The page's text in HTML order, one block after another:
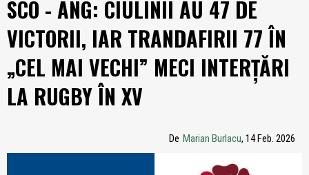
SCO - ANG: CIULINII AU 47 DE
VICTORII, IAR TRANDAFIRII 77 ÎN
„CEL MAI VECHI” MECI INTERȚĂRI
LA RUGBY ÎN XV
De Marian Burlacu, 14 Feb. 2026